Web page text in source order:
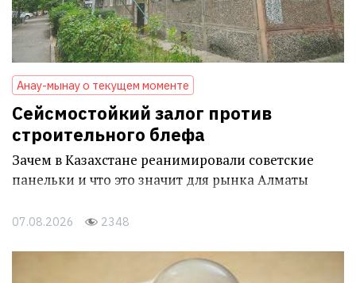
Анау-мынау о текущем моменте
Сейсмостойкий залог против
строительного блефа
Зачем в Казахстане реанимировали советские
панельки и что это значит для рынка Алматы
07.08.2026 2348